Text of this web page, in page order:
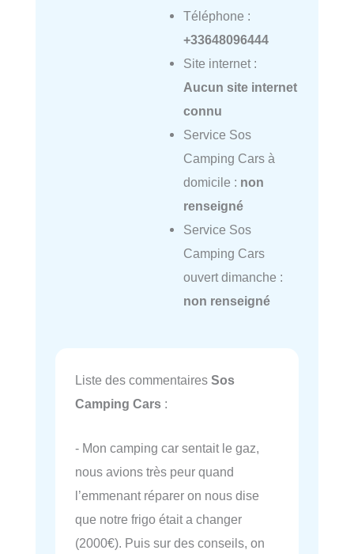
Téléphone :
+33648096444
Site internet :
Aucun site internet
connu
Service Sos
Camping Cars à
domicile : non
renseigné
Service Sos
Camping Cars
ouvert dimanche :
non renseigné
Liste des commentaires Sos
Camping Cars :
- Mon camping car sentait le gaz,
nous avions très peur quand
l’emmenant réparer on nous dise
que notre frigo était a changer
(2000€). Puis sur des conseils, on